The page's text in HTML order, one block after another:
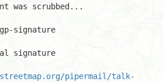
was scrubbed...
signature
signature
pipermail/talk-